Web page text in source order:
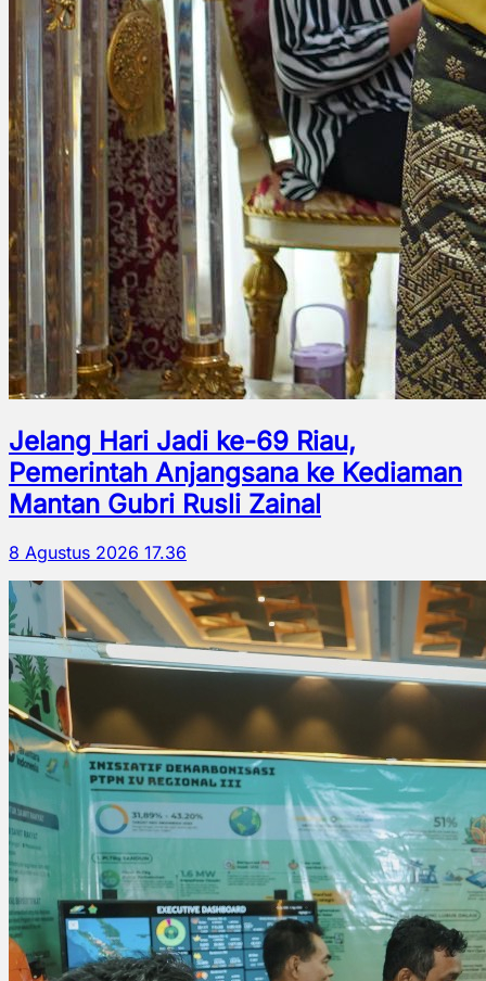
Jelang Hari Jadi ke-69 Riau,
Pemerintah Anjangsana ke Kediaman
Mantan Gubri Rusli Zainal
8 Agustus 2026 17.36